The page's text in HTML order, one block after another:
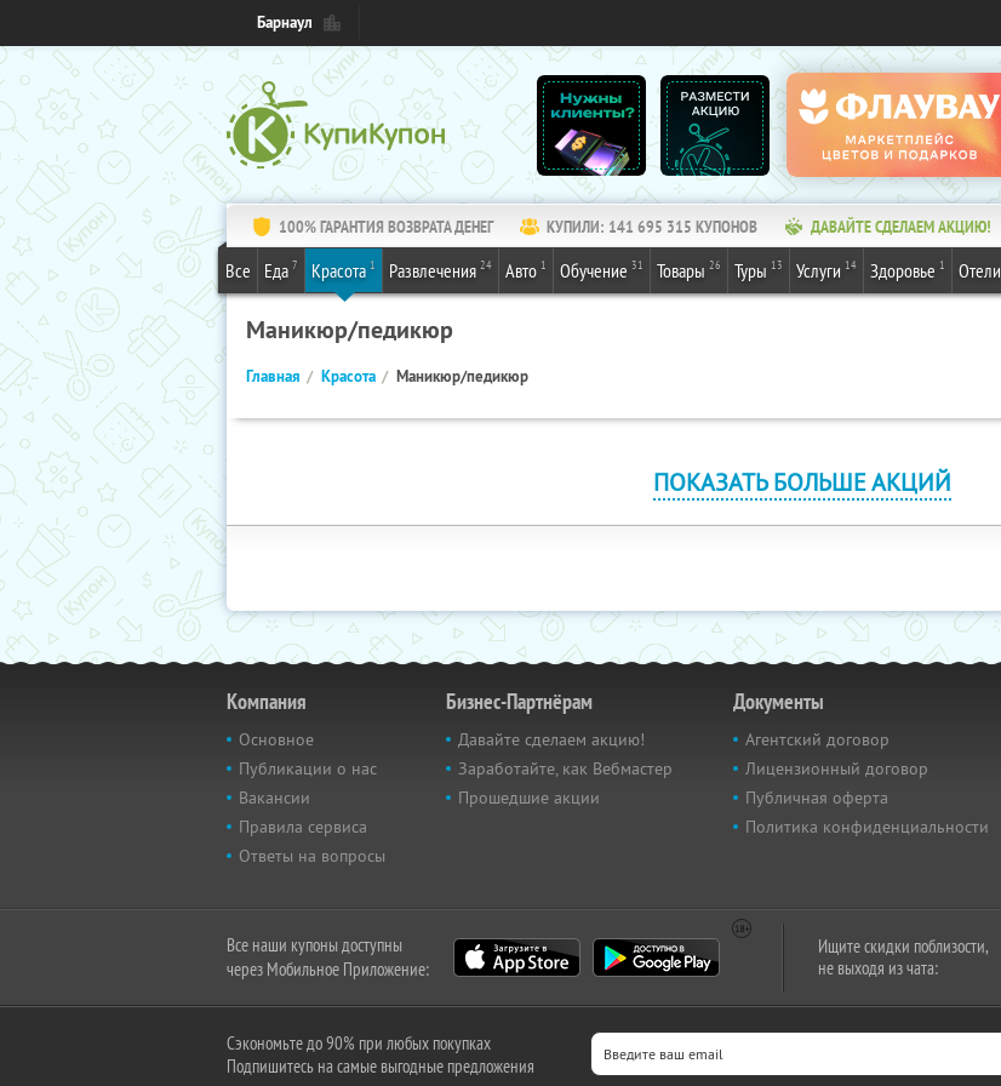
Барнаул
100% ГАРАНТИЯ ВОЗВРАТА ДЕНЕГ КУПИЛИ: 141 695 315 КУПОНОВ ДАВАЙТЕ СДЕЛАЕМ АКЦИЮ!
Все Еда 7 Красота 1 Развлечения 24 Авто 1 Обучение 31 Товары 26 Туры 13 Услуги 14 Здоровье 1 Отели
Маникюр/педикюр
Главная Красота Маникюр/педикюр
ПОКАЗАТЬ БОЛЬШЕ АКЦИЙ
Компания
Основное
Публикации о нас
Вакансии
Правила сервиса
Ответы на вопросы
Бизнес-Партнёрам
Давайте сделаем акцию!
Заработайте, как Вебмастер
Прошедшие акции
Документы
Агентский договор
Лицензионный договор
Публичная оферта
Политика конфиденциальности
Все наши купоны доступны
через Мобильное Приложение:
Ищите скидки поблизости,
не выходя из чата:
Сэкономьте до 90% при любых покупках
Подпишитесь на самые выгодные предложения